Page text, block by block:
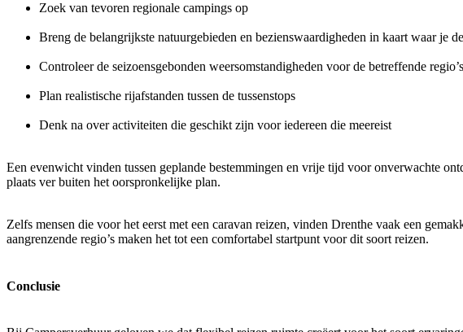
Zoek van tevoren regionale campings op
Breng de belangrijkste natuurgebieden en bezienswaardigheden in kaart waar je
Controleer de seizoensgebonden weersomstandigheden voor de betreffende regio’s
Plan realistische rijafstanden tussen de tussenstops
Denk na over activiteiten die geschikt zijn voor iedereen die meereist
Een evenwicht vinden tussen geplande bestemmingen en vrije tijd voor onverwachte
plaats ver buiten het oorspronkelijke plan.
Zelfs mensen die voor het eerst met een caravan reizen, vinden Drenthe vaak een
aangrenzende regio’s maken het tot een comfortabel startpunt voor dit soort reizen.
Conclusie